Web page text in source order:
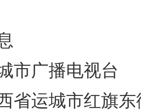
市广播电视台
省运城市红旗东